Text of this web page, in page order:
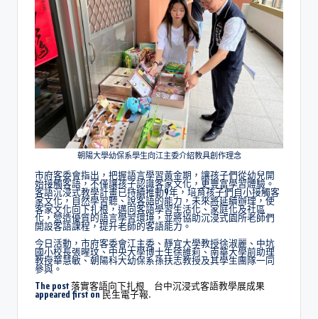
朝陽大學幼保系學生向江主委介紹教具創作理念
市府客委會指出，把握語言學習黃金期，讓孩子們從幼兒開
始接觸客語，不僅讓孩子認識客家文化，更豐富學習體驗。
客語沉浸式教學計畫已持續推動9年，培育孩子們自小接觸客
家文化，自然學習聽、說客語的能力，未來將延續辦理，使
客家文化向下扎根，邁向客語學習生活化、家庭化及社區
化，營造優質的語言學習環境，並將協助沉浸式園所老師們
開設客語課程，提升老師的客語能力。
今日活動，市府客委會江主委、靜宜大學教授徐淑麗、中坑
國小校長張暒玟、中央大學博士生徐維莉、南華大學前助理
教授華慧敏、朝陽科大幼保系孫扶志教授及其學生團隊一同
參與。
The post落實客語向下扎根 台中沉浸式客語教學展成果
appeared first on民生電子報.